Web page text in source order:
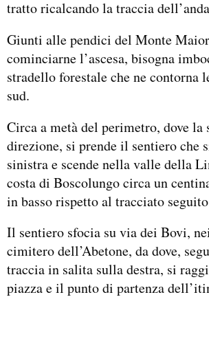
tratto ricalcando la traccia
Giunti alle pendici del Monte
cominciarne l’ascesa, bisogna
stradello forestale che ne contorna
sud.
Circa a metà del perimetro, dove la
direzione, si prende il sentiero che
sinistra e scende nella valle della
costa di Boscolungo circa un
in basso rispetto al tracciato
Il sentiero sfocia su via dei Bovi,
cimitero dell’Abetone, da dove,
traccia in salita sulla destra, si
piazza e il punto di partenza